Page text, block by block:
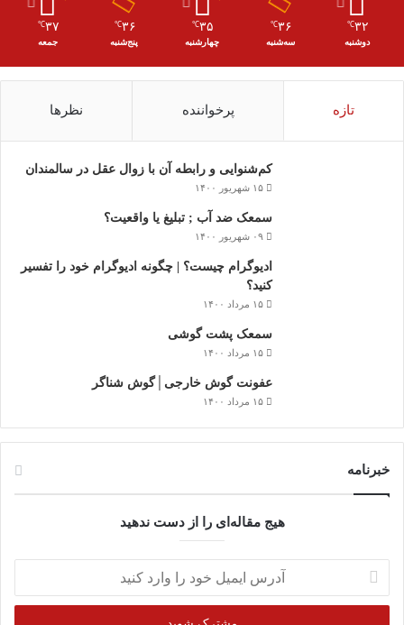
۳۲℃
دوشنبه
۳۶℃
سه‌شنبه
۳۵℃
چهارشنبه
۳۶℃
پنج‌شنبه
۳۷℃
جمعه
تازه پرخواننده نظرها
کم‌شنوایی و رابطه آن با زوال عقل در سالمندان
۱۵ شهریور ۱۴۰۰
سمعک ضد آب ; تبلیغ یا واقعیت؟
۰۹ شهریور ۱۴۰۰
ادیوگرام چیست؟ | چگونه ادیوگرام خود را تفسیر
کنید؟
۱۵ مرداد ۱۴۰۰
سمعک‌ پشت گوشی
۱۵ مرداد ۱۴۰۰
عفونت گوش خارجی│گوش شناگر
۱۵ مرداد ۱۴۰۰
خبرنامه
هیج مقاله‌ای را از دست ندهید
آدرس
ایمیل
خود